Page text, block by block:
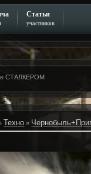
Статьи
участников
СТАЛКЕРОМ
Техно »